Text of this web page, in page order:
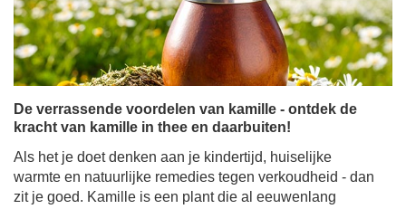
Als het je doet denken aan je kindertijd, huiselijke
warmte en natuurlijke remedies tegen verkoudheid - dan
zit je goed. Kamille is een plant die al eeuwenlang
bekend en gewaardeerd is en zowel in de
natuurgeneeskunde als in de keuken wordt gebruikt. Je
kunt het bijna zeker vinden in het medicijnkastje van je
misschien verrassen? En dat het niet alleen een op
zichzelf staand ingrediënt kan zijn, maar ook een ideale
toevoeging aan yerba mate? Ontdek wat kamillethee